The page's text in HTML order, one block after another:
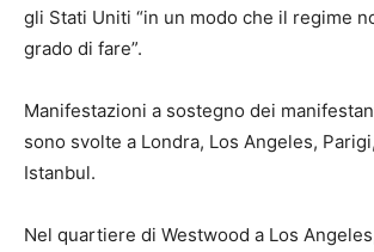
gli Stati Uniti “in un modo che il regime
grado di fare”.
Manifestazioni a sostegno dei
sono svolte a Londra, Los Angeles,
Istanbul.
Nel quartiere di Westwood a Los